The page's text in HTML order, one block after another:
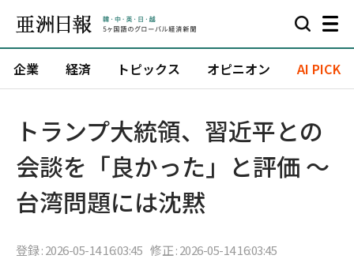
企業 経済 トピックス オピニオン AI PICK
トランプ大統領、習近平との
会談を「良かった」と評価 〜
台湾問題には沈黙
登録 : 2026-05-14 16:03:45 修正 : 2026-05-14 16:03:45